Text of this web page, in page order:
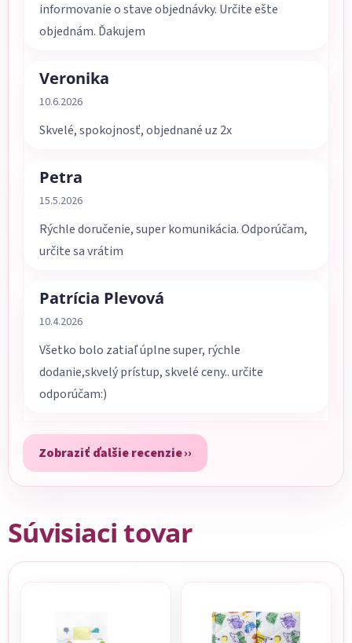
informovanie o stave objednávky. Určite ešte
objednám. Ďakujem
Veronika
Hodnotenie obchodu je 5 z 5 hviezdičiek.
10.6.2026
Skvelé, spokojnosť, objednané uz 2x
Petra
Hodnotenie obchodu je 5 z 5 hviezdičiek.
15.5.2026
Rýchle doručenie, super komunikácia. Odporúčam,
určite sa vrátim
Patrícia Plevová
Hodnotenie obchodu je 5 z 5 hviezdičiek.
10.4.2026
Všetko bolo zatiaľ úplne super, rýchle
dodanie,skvelý prístup, skvelé ceny.. určite
odporúčam:)
Zobraziť ďalšie recenzie
Súvisiaci tovar